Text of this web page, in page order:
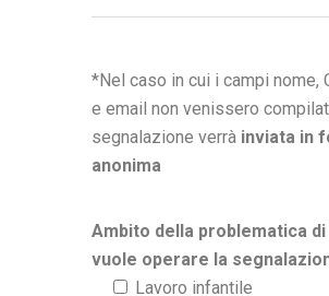
*Nel caso in cui i campi nome,
e email non venissero
segnalazione verrà inviata in
anonima
Ambito della problematica
vuole operare la
Lavoro infantile